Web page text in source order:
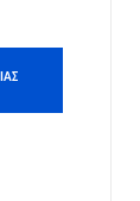
&